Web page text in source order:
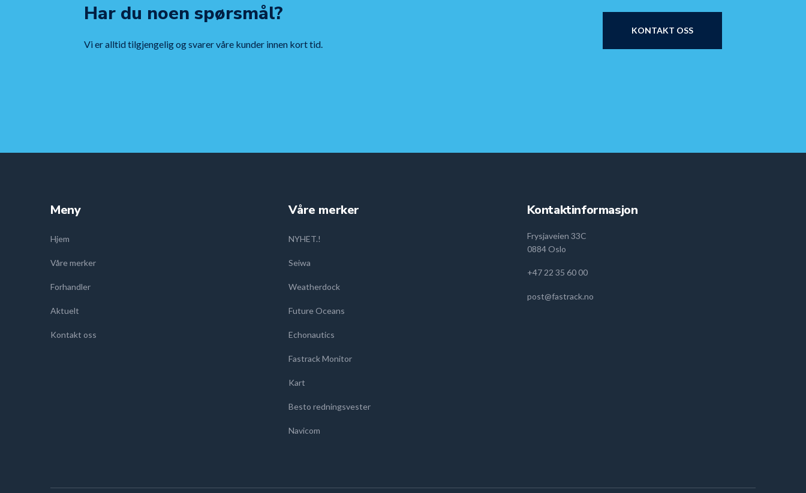
Har du noen spørsmål?
Vi er alltid tilgjengelig og svarer våre kunder innen kort tid.
KONTAKT OSS
Meny
Hjem
Våre merker
Forhandler
Aktuelt
Kontakt oss
Våre merker
NYHET.!
Seiwa
Weatherdock
Future Oceans
Echonautics
Fastrack Monitor
Kart
Besto redningsvester
Navicom
Kontaktinformasjon
Frysjaveien 33C
0884 Oslo
+47 22 35 60 00
post@fastrack.no